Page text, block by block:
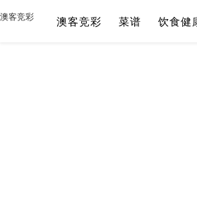
澳客竞彩 澳客竞彩 菜谱 饮食健